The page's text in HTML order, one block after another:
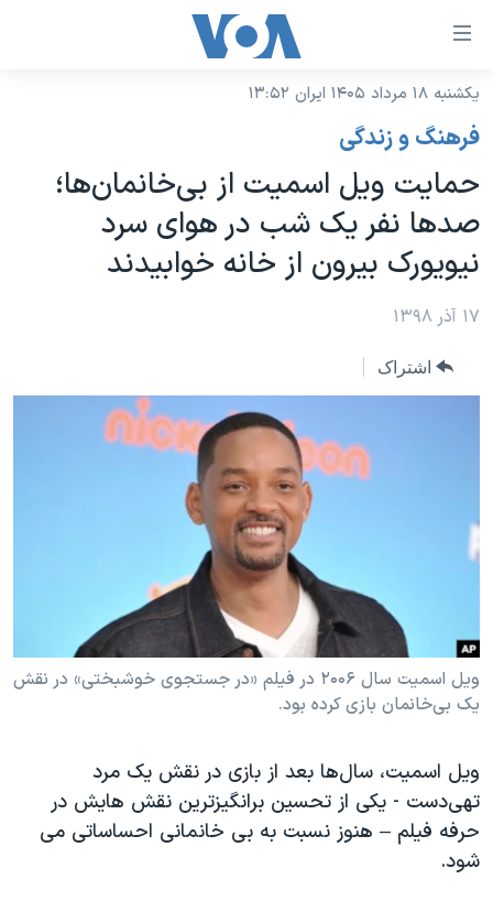
لینکهای
دسترسی
جهش
محتوای
اصلی
جهش
صفحه
جهش
به
خانه
نسخه سبک وب‌سایت
موضوع ها
ایران
آمریکا
جهان
ورزشی
گزیده‌ها
علم و فناوری
اسرائیل در جنگ
گالری عکس
برنامه های تلویزیونی
جدول برنامه ها
صفحه‌های ویژه
جام جهانی ۲۰۲۶
عملیات خشم حماسی
بایگانی برنامه‌های تلویزیونی
انتخابات ریاست جمهوری آمریکا ۲۰۲۴
حمله جمهوری اسلامی به اسرائیل
رمز مهسا
ورزش زنان در ایران
اعتراضات زن، زندگی، آزادی
تریبونال مردمی آبان ۹۸
دادگاه حمید نوری
چهل سال گروگان‌گیری
فرکانس‌های صدای آمریکا
پخش رادیویی
یادگیری زبان انگلیسی
زبانهای مختلف
یکشنبه ۱۸ مرداد ۱۴۰۵ ایران ۱۳:۵۲
فرهنگ و زندگی
حمایت ویل اسمیت از بی‌خانمان‌ها؛
صدها نفر یک شب در هوای سرد
نیویورک بیرون از خانه خوابیدند
۱۷ آذر ۱۳۹۸
اشتراک
ویل اسمیت سال ۲۰۰۶ در فیلم «در جستجوی خوشبختی» در نقش
یک بی‌خانمان بازی کرده بود.
ویل اسمیت، سال‌ها بعد از بازی در نقش یک مرد
تهی‌دست - یکی از تحسین برانگیزترین نقش هایش در
حرفه فیلم – هنوز نسبت به بی خانمانی احساساتی می
شود.